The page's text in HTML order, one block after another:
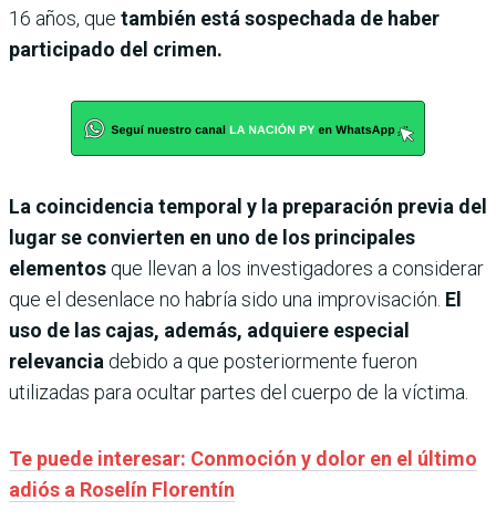
16 años, que también está sospechada de haber
participado del crimen.
La coincidencia temporal y la preparación previa del
lugar se convierten en uno de los principales
elementos que llevan a los investigadores a considerar
que el desenlace no habría sido una improvisación. El
uso de las cajas, además, adquiere especial
relevancia debido a que posteriormente fueron
utilizadas para ocultar partes del cuerpo de la víctima.
Te puede interesar: Conmoción y dolor en el último
adiós a Roselín Florentín